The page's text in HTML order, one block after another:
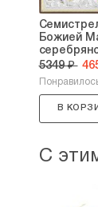
Божией
5349 ₽
В
С